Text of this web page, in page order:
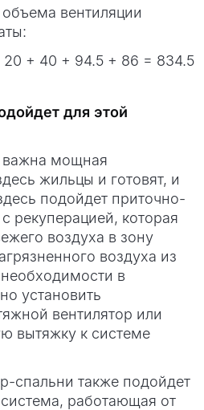
вентиляции
+ 40 + 94.5 + 86 = 834.5
для этой
важна мощная
жильцы и готовят, и
подойдет приточно-
рекуперацией, которая
воздуха в зону
воздуха из
в
установить
вентилятор или
вытяжку к системе
спальни также подойдет
работающая от